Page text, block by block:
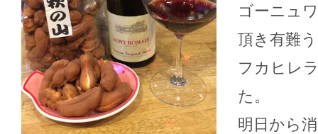
ゴーニュ
頂き有難
フカヒレ
た。
明日から